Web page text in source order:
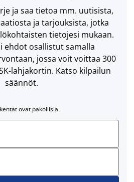
ja saa tietoa mm. uutisista,
ja tarjouksista, jotka
tietojesi mukaan.
ehdot osallistut samalla
jossa voit voittaa 300
lahjakortin. Katso kilpailun
säännöt.
ovat pakollisia.